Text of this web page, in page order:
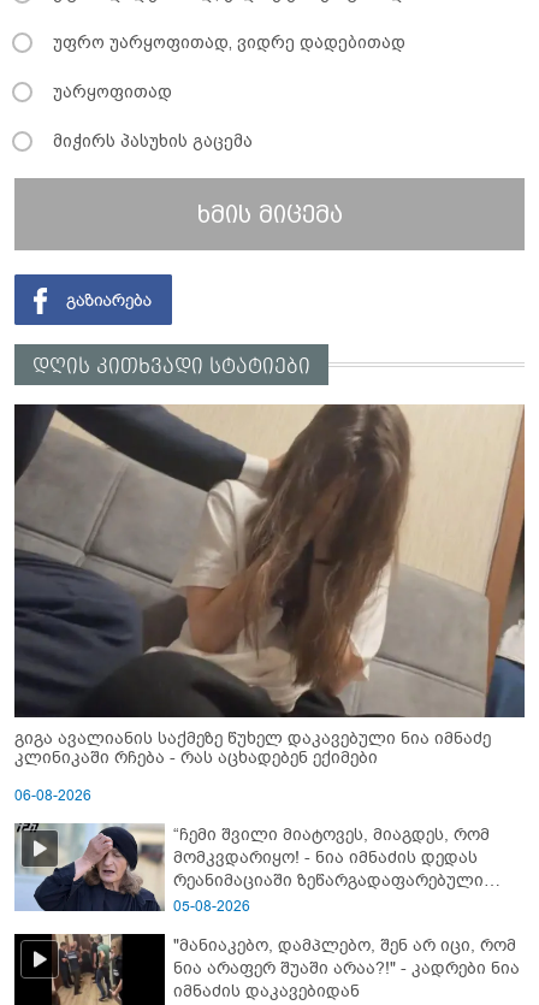
უფრო უარყოფითად, ვიდრე დადებითად
უარყოფითად
მიჭირს პასუხის გაცემა
ხმის მიცემა
დღის კითხვადი სტატიები
გიგა ავალიანის საქმეზე წუხელ დაკავებული ნია იმნაძე
კლინიკაში რჩება - რას აცხადებენ ექიმები
06-08-2026
“ჩემი შვილი მიატოვეს, მიაგდეს, რომ
მომკვდარიყო! - ნია იმნაძის დედას
რეანიმაციაში ზეწარგადაფარებული
შვილი არ უნახავს” - გიგა ავალიანის
05-08-2026
"მანიაკებო, დამპლებო, შენ არ იცი, რომ
ნია არაფერ შუაში არაა?!" - კადრები ნია
იმნაძის დაკავებიდან